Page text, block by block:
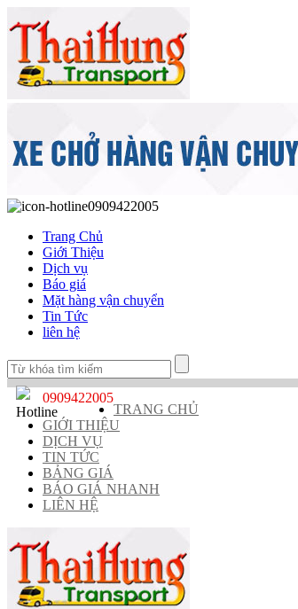
0909422005
Trang Chủ
Giới Thiệu
Dịch vụ
Báo giá
Mặt hàng vận chuyển
Tin Tức
liên hệ
0909422005
TRANG CHỦ
GIỚI THIỆU
DỊCH VỤ
TIN TỨC
BẢNG GIÁ
BÁO GIÁ NHANH
LIÊN HỆ